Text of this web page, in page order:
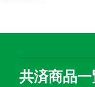
共済商品一